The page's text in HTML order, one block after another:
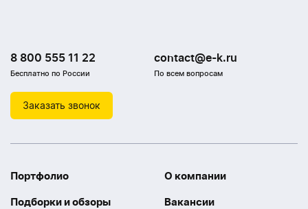
8 800 555 11 22
Бесплатно по России
contact@e-k.ru
По всем вопросам
Заказать звонок
Портфолио
Подборки и обзоры
О компании
Вакансии